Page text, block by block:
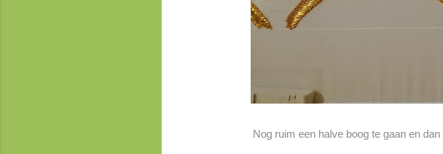
Nog ruim een halve boog te gaan en